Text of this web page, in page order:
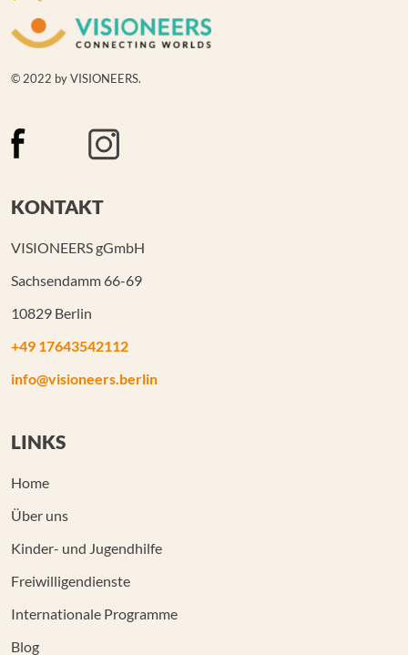
© 2022 by VISIONEERS.
KONTAKT
VISIONEERS gGmbH
Sachsendamm 66-69
10829 Berlin
+49 17643542112
info@visioneers.berlin
LINKS
Home
Über uns
Kinder- und Jugendhilfe
Freiwilligendienste
Internationale Programme
Blog